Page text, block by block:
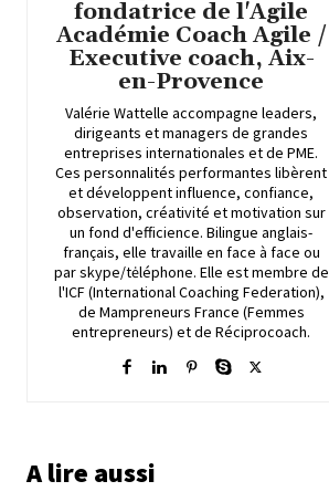
fondatrice de l'Agile
Académie Coach Agile /
Executive coach, Aix-
en-Provence
Valérie Wattelle accompagne leaders,
dirigeants et managers de grandes
entreprises internationales et de PME.
Ces personnalités performantes libèrent
et développent influence, confiance,
observation, créativité et motivation sur
un fond d'efficience. Bilingue anglais-
français, elle travaille en face à face ou
par skype/tėléphone. Elle est membre de
l'ICF (International Coaching Federation),
de Mampreneurs France (Femmes
entrepreneurs) et de Réciprocoach.
A lire aussi